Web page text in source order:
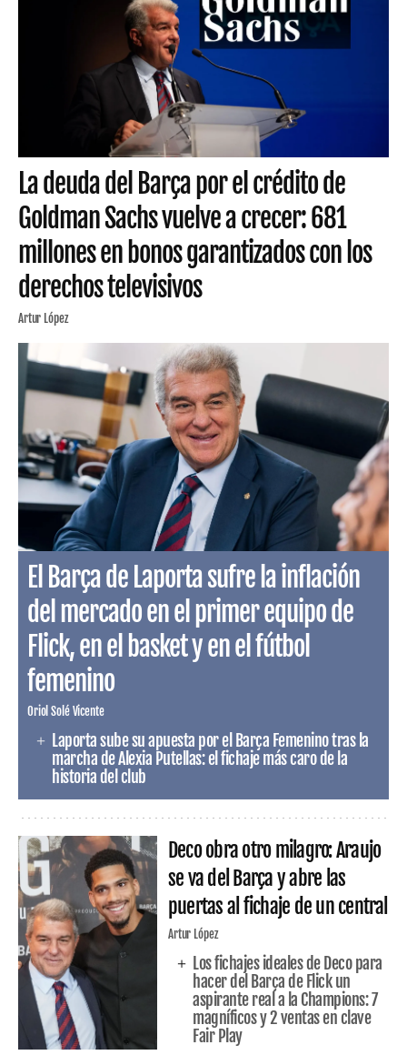
La deuda del Barça por el crédito de
Goldman Sachs vuelve a crecer: 681
millones en bonos garantizados con los
derechos televisivos
Artur López
El Barça de Laporta sufre la inflación
del mercado en el primer equipo de
Flick, en el basket y en el fútbol
femenino
Oriol Solé Vicente
Laporta sube su apuesta por el Barça Femenino tras la
marcha de Alexia Putellas: el fichaje más caro de la
historia del club
Deco obra otro milagro: Araujo
se va del Barça y abre las
puertas al fichaje de un central
Artur López
Los fichajes ideales de Deco para
hacer del Barça de Flick un
aspirante real a la Champions: 7
magníficos y 2 ventas en clave
Fair Play